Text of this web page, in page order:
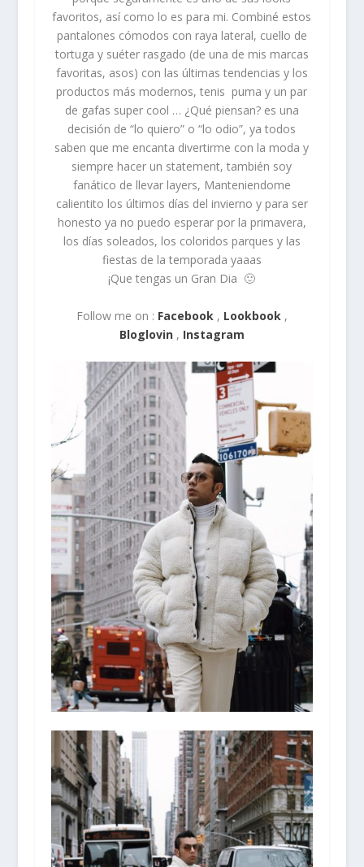
favoritos, así como lo es para mi. Combiné estos
pantalones cómodos con raya lateral, cuello de
tortuga y suéter rasgado (de una de mis marcas
favoritas, asos) con las últimas tendencias y los
productos más modernos, tenis puma y un par
de gafas super cool … ¿Qué piensan? es una
decisión de “lo quiero” o “lo odio”, ya todos
saben que me encanta divertirme con la moda y
siempre hacer un statement, también soy
fanático de llevar layers, Manteniendome
calientito los últimos días del invierno y para ser
honesto ya no puedo esperar por la primavera,
los días soleados, los coloridos parques y las
fiestas de la temporada yaaas
¡Que tengas un Gran Dia 🙂
Follow me on : Facebook , Lookbook ,
Bloglovin, Instagram